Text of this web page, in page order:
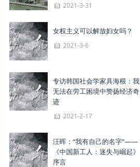
2021-3-31
女权主义可以解放妇女吗？
2021-3-6
专访韩国社会学家具海根：我
无法在劳工困境中赞扬经济奇
迹
2021-2-17
汪晖：“我有自己的名字”——
《中国新工人：迷失与崛起》
序言